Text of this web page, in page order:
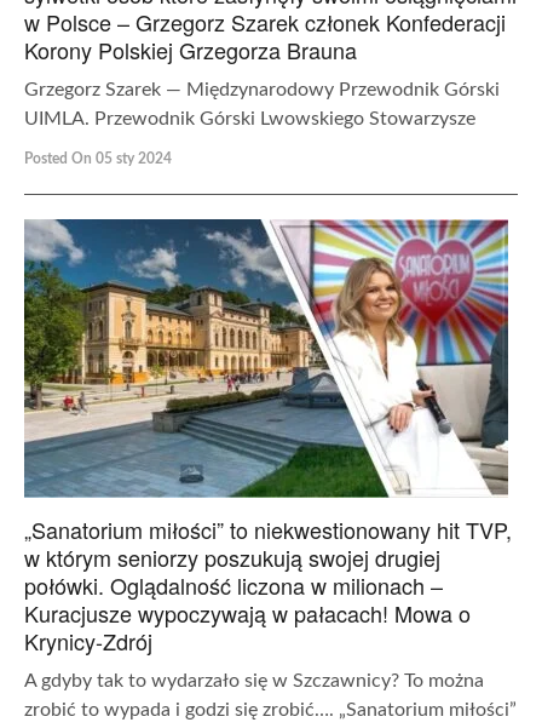
w Polsce – Grzegorz Szarek członek Konfederacji
Korony Polskiej Grzegorza Brauna
Grzegorz Szarek — Międzynarodowy Przewodnik Górski
UIMLA. Przewodnik Górski Lwowskiego Stowarzysze
Posted On 05 sty 2024
„Sanatorium miłości” to niekwestionowany hit TVP,
w którym seniorzy poszukują swojej drugiej
połówki. Oglądalność liczona w milionach –
Kuracjusze wypoczywają w pałacach! Mowa o
Krynicy-Zdrój
A gdyby tak to wydarzało się w Szczawnicy? To można
zrobić to wypada i godzi się zrobić…. „Sanatorium miłości”